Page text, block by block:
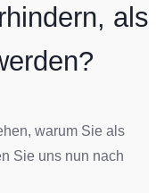
als
warum Sie als
Sie uns nun nach